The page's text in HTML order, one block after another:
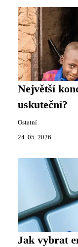
Největší
uskuteční?
Ostatní
24. 05. 2026
Jak vybrat